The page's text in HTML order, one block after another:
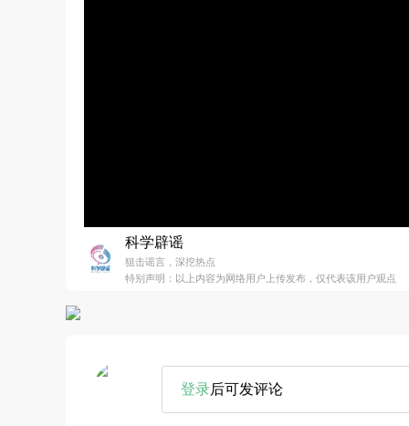
科学辟谣
狙击谣言，深挖热点
特别声明：以上内容为网络用户上传发布，仅代表该用户观点
登录后可发评论